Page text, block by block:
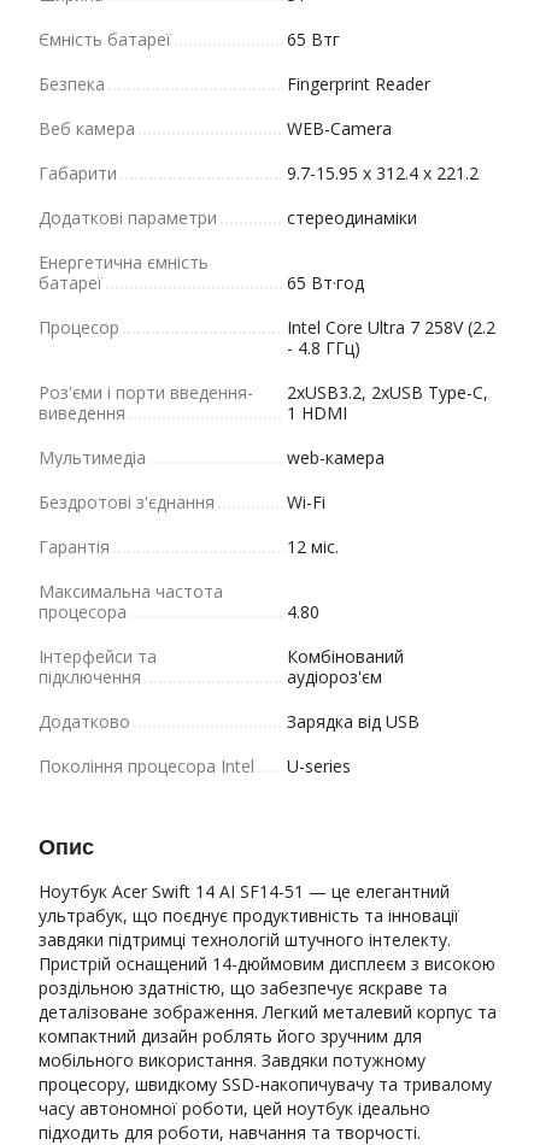
Ємність батареї
65 Втг
Безпека
Fingerprint Reader
Веб камера
WEB-Camera
Габарити
9.7-15.95 x 312.4 x 221.2
Додаткові параметри
стереодинаміки
Енергетична ємність
батареї
65 Вт·год
Процесор
Intel Core Ultra 7 258V (2.2
- 4.8 ГГц)
Роз'єми і порти введення-
виведення
2xUSB3.2, 2xUSB Type-C,
1 HDMI
Мультимедіа
web-камера
Бездротові з'єднання
Wi-Fi
Гарантія
12 міс.
Максимальна частота
процесора
4.80
Інтерфейси та
підключення
Комбінований
аудіороз'єм
Додатково
Зарядка від USB
Покоління процесора Intel
U-series
Опис
Ноутбук Acer Swift 14 AI SF14-51 — це елегантний
ультрабук, що поєднує продуктивність та інновації
завдяки підтримці технологій штучного інтелекту.
Пристрій оснащений 14-дюймовим дисплеєм з високою
роздільною здатністю, що забезпечує яскраве та
деталізоване зображення. Легкий металевий корпус та
компактний дизайн роблять його зручним для
мобільного використання. Завдяки потужному
процесору, швидкому SSD-накопичувачу та тривалому
часу автономної роботи, цей ноутбук ідеально
підходить для роботи, навчання та творчості.